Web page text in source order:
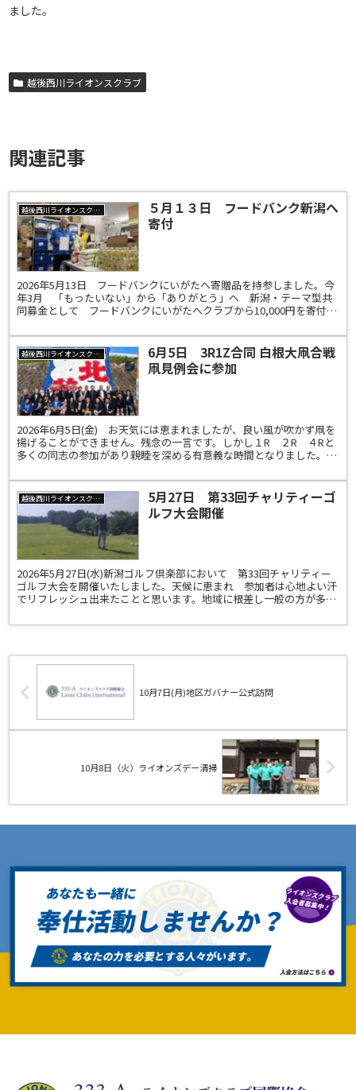
ました。
越後西川ライオンスクラブ
関連記事
越後西川ライオンスクラブ
５月１３日 フードバンク新潟へ
寄付
2026年5月13日 フードバンクにいがたへ寄贈品を持参しました。今
年3月 「もったいない」から「ありがとう」へ 新潟・テーマ型共
同募金として フードバンクにいがたへクラブから10,000円を寄付し
越後西川ライオンスクラブ
6月5日 3R1Z合同 白根大凧合戦
凧見例会に参加
2026年6月5日(金) お天気には恵まれましたが、良い風が吹かず凧を
揚げることができません。残念の一言です。しかし１R ２R ４Rと
多くの同志の参加があり親睦を深める有意義な時間となりました。楽
越後西川ライオンスクラブ
5月27日 第33回チャリティーゴ
ルフ大会開催
2026年5月27日(水)新潟ゴルフ倶楽部において 第33回チャリティー
ゴルフ大会を開催いたしました。天候に恵まれ 参加者は心地よい汗
でリフレッシュ出来たことと思います。地域に根差し一般の方が多く
10月7日(月)地区ガバナー公式訪問
10月8日（火）ライオンズデー清掃